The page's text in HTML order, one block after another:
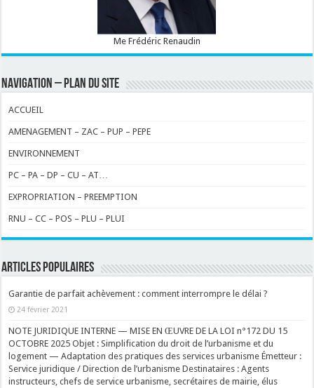
Me Frédéric Renaudin
NAVIGATION – PLAN DU SITE
ACCUEIL
AMENAGEMENT – ZAC – PUP – PEPE
ENVIRONNEMENT
PC – PA – DP – CU – AT…
EXPROPRIATION – PREEMPTION
RNU – CC – POS – PLU – PLUI
ARTICLES POPULAIRES
Garantie de parfait achèvement : comment interrompre le délai ?
24 février 2021
NOTE JURIDIQUE INTERNE — MISE EN ŒUVRE DE LA LOI n°172 DU 15
OCTOBRE 2025 Objet : Simplification du droit de l’urbanisme et du
logement — Adaptation des pratiques des services urbanisme Émetteur :
Service juridique / Direction de l’urbanisme Destinataires : Agents
instructeurs, chefs de service urbanisme, secrétaires de mairie, élus